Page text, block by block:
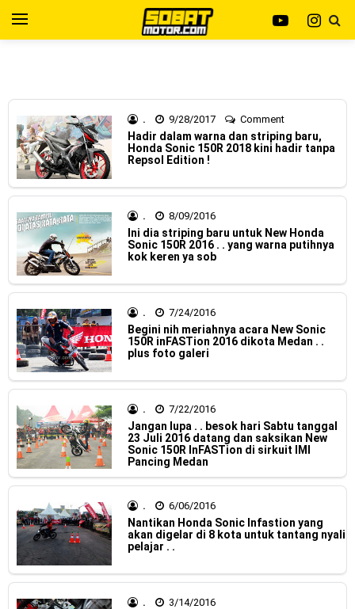
Yamaha Indonesia resmi merilis XMAX 250 model 2025
dikota Medan, kok bisa ?
Yamaha Indonesia Technician Grand Prix 2025 di
menangkan oleh Robet B Simanullang dari kota Medan !
Indonesia Technician Grand Prix Digelar, Lebih Dari 2
Dekade Komitmen Yamaha Cetak Teknisi Berkualitas Global
AHM Resmi merilis New Honda Beat 2025, warna lebih
mewah !
Warna Baru X-Ride 125 Tampil Tangguh dan Fresh Siap
Jelajah Petualangan Tanpa Batas
Yamalube Power XP Matic resmi dirilis untuk skutik Blue
Core 125cc dengan mobilitas tinggi
Yamaha Indonesia Rilis Warna Baru Fazzio Hybrid yang lebih
Eye Catchy & Kece Abis
Sudah pakai diskbrake belakang ! Yamaha Indonesia Resmi
perkenalkan Aerox Alpha 155 Turbo !
. 9/28/2017 Comment
Hadir dalam warna dan striping baru,
Honda Sonic 150R 2018 kini hadir tanpa
Repsol Edition !
. 8/09/2016
Ini dia striping baru untuk New Honda
Sonic 150R 2016 . . yang warna putihnya
kok keren ya sob
. 7/24/2016
Begini nih meriahnya acara New Sonic
150R inFASTion 2016 dikota Medan . .
plus foto galeri
. 7/22/2016
Jangan lupa . . besok hari Sabtu tanggal
23 Juli 2016 datang dan saksikan New
Sonic 150R InFASTion di sirkuit IMI
Pancing Medan
. 6/06/2016
Nantikan Honda Sonic Infastion yang
akan digelar di 8 kota untuk tantang nyali
pelajar . .
. 3/14/2016